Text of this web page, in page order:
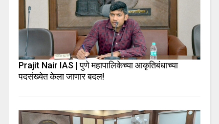
Prajit Nair IAS | पुणे महापालिकेच्या आकृतिबंधाच्या
पदसंख्येत केला जाणार बदल!